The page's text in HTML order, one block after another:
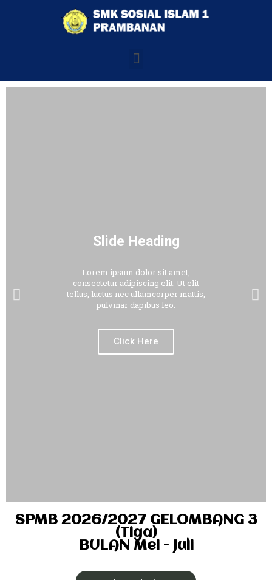
Slide Heading
Lorem ipsum dolor sit amet,
consectetur adipiscing elit. Ut elit
tellus, luctus nec ullamcorper mattis,
pulvinar dapibus leo.
Click Here
SPMB 2026/2027 GELOMBANG 3
(Tiga)
BULAN Mei - Juli